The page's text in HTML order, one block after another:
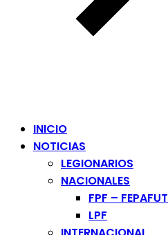
INICIO
NOTICIAS
LEGIONARIOS
NACIONALES
FPF – FEPAFUT
LPF